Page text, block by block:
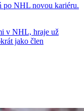
po NHL novou kariéru.
v NHL, hraje už
jako člen